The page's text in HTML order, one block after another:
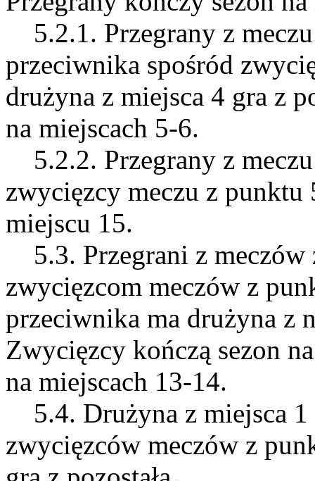
5.2.1. Przegrany z
przeciwnika spośród
drużyna z miejsca 4 gra z
na miejscach 5-6.
5.2.2. Przegrany z
zwycięzcy meczu z punktu
miejscu 15.
5.3. Przegrani z meczów
zwycięzcom meczów z
przeciwnika ma drużyna z
Zwycięzcy kończą sezon
na miejscach 13-14.
5.4. Drużyna z miejsca 1
zwycięzców meczów z